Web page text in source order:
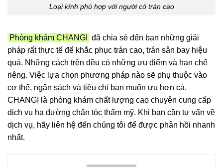
Loại kính phù hợp với người có trán cao
Phòng khám CHANGI
đã chia sẻ đến bạn những giải
pháp rất thực tế để khắc phục trán cao, trán sân bay hiệu
quả. Những cách trên đều có những ưu điểm và hạn chế
riêng. Việc lựa chọn phương pháp nào sẽ phụ thuộc vào
cơ thể, ngân sách và tiêu chí bạn muốn ưu hơn cả.
CHANGI là phòng khám chất lượng cao chuyên cung cấp
dịch vụ hạ đường chân tóc thẩm mỹ. Khi bạn cần tư vấn về
dịch vụ, hãy liên hệ đến chúng tôi để được phản hồi nhanh
nhất.